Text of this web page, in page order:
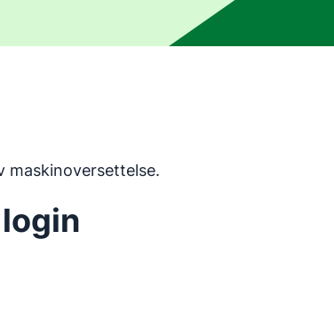
maskinoversettelsesverktøy og er ikke
maskinoversettelse.